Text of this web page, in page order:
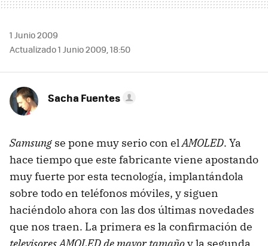
1 Junio 2009
Actualizado 1 Junio 2009, 18:50
Sacha Fuentes
Samsung se pone muy serio con elAMOLED. Ya
hace tiempo que este fabricante viene apostando
muy fuerte por esta tecnología, implantándola
sobre todo en teléfonos móviles, y siguen
haciéndolo ahora con las dos últimas novedades
que nos traen. La primera es la confirmación de
televisores AMOLED de mayor tamañoy la segunda